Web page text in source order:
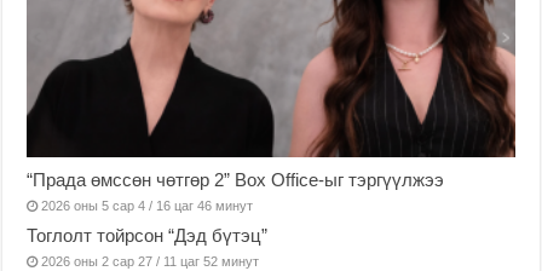
“Прада өмссөн чөтгөр 2” Box Office-ыг тэргүүлжээ
2026 оны 5 сар 4 / 16 цаг 46 минут
Тоглолт тойрсон “Дэд бүтэц”
2026 оны 2 сар 27 / 11 цаг 52 минут